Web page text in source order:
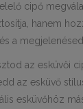
cipő
hanem
a
az esküvői
az esküvő
esküvőhöz